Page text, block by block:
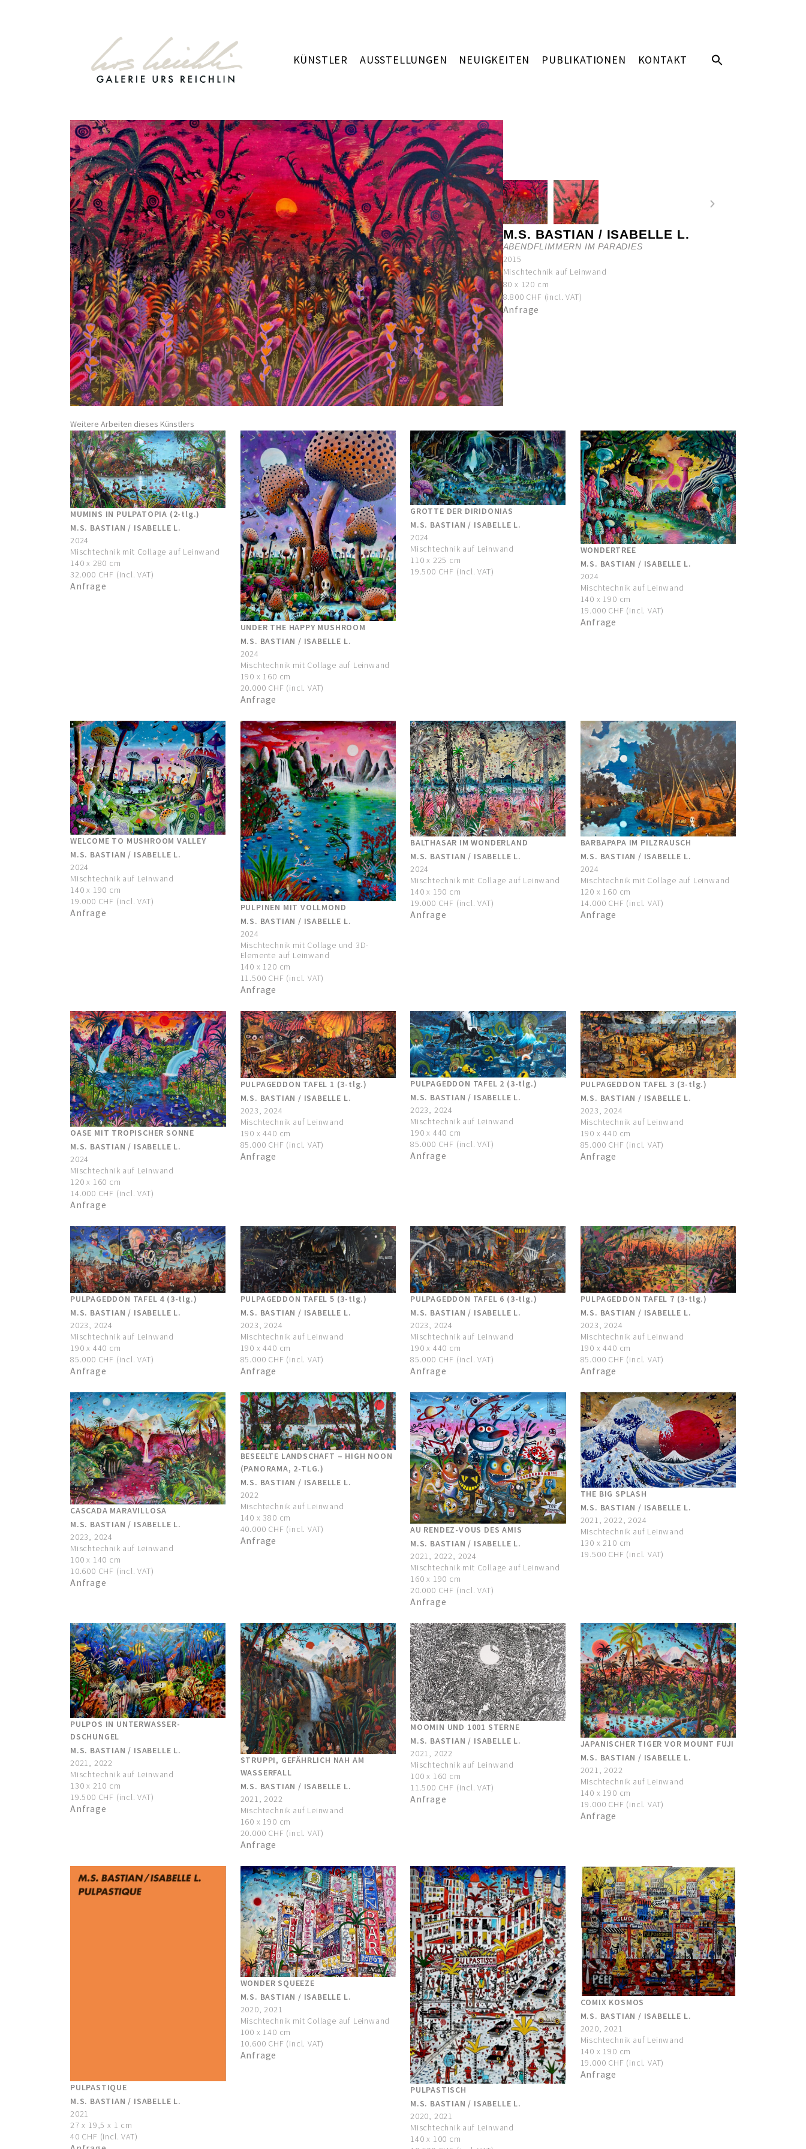
KÜNSTLER AUSSTELLUNGEN NEUIGKEITEN PUBLIKATIONEN KONTAKT
M.S. BASTIAN / ISABELLE L.
ABENDFLIMMERN IM PARADIES
2015
Mischtechnik auf Leinwand
80 x 120 cm
8.800 CHF (incl. VAT)
Anfrage
Weitere Arbeiten dieses Künstlers
MUMINS IN PULPATOPIA (2-tlg.)
M.S. BASTIAN / ISABELLE L.
2024
Mischtechnik mit Collage auf Leinwand
140 x 280 cm
32.000 CHF (incl. VAT)
Anfrage
UNDER THE HAPPY MUSHROOM
M.S. BASTIAN / ISABELLE L.
2024
Mischtechnik mit Collage auf Leinwand
190 x 160 cm
20.000 CHF (incl. VAT)
Anfrage
GROTTE DER DIRIDONIAS
M.S. BASTIAN / ISABELLE L.
2024
Mischtechnik auf Leinwand
110 x 225 cm
19.500 CHF (incl. VAT)
WONDERTREE
M.S. BASTIAN / ISABELLE L.
2024
Mischtechnik auf Leinwand
140 x 190 cm
19.000 CHF (incl. VAT)
Anfrage
WELCOME TO MUSHROOM VALLEY
M.S. BASTIAN / ISABELLE L.
2024
Mischtechnik auf Leinwand
140 x 190 cm
19.000 CHF (incl. VAT)
Anfrage
PULPINEN MIT VOLLMOND
M.S. BASTIAN / ISABELLE L.
2024
Mischtechnik mit Collage und 3D-
Elemente auf Leinwand
140 x 120 cm
11.500 CHF (incl. VAT)
Anfrage
BALTHASAR IM WONDERLAND
M.S. BASTIAN / ISABELLE L.
2024
Mischtechnik mit Collage auf Leinwand
140 x 190 cm
19.000 CHF (incl. VAT)
Anfrage
BARBAPAPA IM PILZRAUSCH
M.S. BASTIAN / ISABELLE L.
2024
Mischtechnik mit Collage auf Leinwand
120 x 160 cm
14.000 CHF (incl. VAT)
Anfrage
OASE MIT TROPISCHER SONNE
M.S. BASTIAN / ISABELLE L.
2024
Mischtechnik auf Leinwand
120 x 160 cm
14.000 CHF (incl. VAT)
Anfrage
PULPAGEDDON TAFEL 1 (3-tlg.)
M.S. BASTIAN / ISABELLE L.
2023, 2024
Mischtechnik auf Leinwand
190 x 440 cm
85.000 CHF (incl. VAT)
Anfrage
PULPAGEDDON TAFEL 2 (3-tlg.)
M.S. BASTIAN / ISABELLE L.
2023, 2024
Mischtechnik auf Leinwand
190 x 440 cm
85.000 CHF (incl. VAT)
Anfrage
PULPAGEDDON TAFEL 3 (3-tlg.)
M.S. BASTIAN / ISABELLE L.
2023, 2024
Mischtechnik auf Leinwand
190 x 440 cm
85.000 CHF (incl. VAT)
Anfrage
PULPAGEDDON TAFEL 4 (3-tlg.)
M.S. BASTIAN / ISABELLE L.
2023, 2024
Mischtechnik auf Leinwand
190 x 440 cm
85.000 CHF (incl. VAT)
Anfrage
PULPAGEDDON TAFEL 5 (3-tlg.)
M.S. BASTIAN / ISABELLE L.
2023, 2024
Mischtechnik auf Leinwand
190 x 440 cm
85.000 CHF (incl. VAT)
Anfrage
PULPAGEDDON TAFEL 6 (3-tlg.)
M.S. BASTIAN / ISABELLE L.
2023, 2024
Mischtechnik auf Leinwand
190 x 440 cm
85.000 CHF (incl. VAT)
Anfrage
PULPAGEDDON TAFEL 7 (3-tlg.)
M.S. BASTIAN / ISABELLE L.
2023, 2024
Mischtechnik auf Leinwand
190 x 440 cm
85.000 CHF (incl. VAT)
Anfrage
CASCADA MARAVILLOSA
M.S. BASTIAN / ISABELLE L.
2023, 2024
Mischtechnik auf Leinwand
100 x 140 cm
10.600 CHF (incl. VAT)
Anfrage
BESEELTE LANDSCHAFT – HIGH NOON
(PANORAMA, 2-TLG.)
M.S. BASTIAN / ISABELLE L.
2022
Mischtechnik auf Leinwand
140 x 380 cm
40.000 CHF (incl. VAT)
Anfrage
AU RENDEZ-VOUS DES AMIS
M.S. BASTIAN / ISABELLE L.
2021, 2022, 2024
Mischtechnik mit Collage auf Leinwand
160 x 190 cm
20.000 CHF (incl. VAT)
Anfrage
THE BIG SPLASH
M.S. BASTIAN / ISABELLE L.
2021, 2022, 2024
Mischtechnik auf Leinwand
130 x 210 cm
19.500 CHF (incl. VAT)
PULPOS IN UNTERWASSER-
DSCHUNGEL
M.S. BASTIAN / ISABELLE L.
2021, 2022
Mischtechnik auf Leinwand
130 x 210 cm
19.500 CHF (incl. VAT)
Anfrage
STRUPPI, GEFÄHRLICH NAH AM
WASSERFALL
M.S. BASTIAN / ISABELLE L.
2021, 2022
Mischtechnik auf Leinwand
160 x 190 cm
20.000 CHF (incl. VAT)
Anfrage
MOOMIN UND 1001 STERNE
M.S. BASTIAN / ISABELLE L.
2021, 2022
Mischtechnik auf Leinwand
100 x 160 cm
11.500 CHF (incl. VAT)
Anfrage
JAPANISCHER TIGER VOR MOUNT FUJI
M.S. BASTIAN / ISABELLE L.
2021, 2022
Mischtechnik auf Leinwand
140 x 190 cm
19.000 CHF (incl. VAT)
Anfrage
PULPASTIQUE
M.S. BASTIAN / ISABELLE L.
2021
27 x 19,5 x 1 cm
40 CHF (incl. VAT)
WONDER SQUEEZE
M.S. BASTIAN / ISABELLE L.
2020, 2021
Mischtechnik mit Collage auf Leinwand
100 x 140 cm
10.600 CHF (incl. VAT)
Anfrage
PULPASTISCH
M.S. BASTIAN / ISABELLE L.
2020, 2021
Mischtechnik auf Leinwand
140 x 100 cm
COMIX KOSMOS
M.S. BASTIAN / ISABELLE L.
2020, 2021
Mischtechnik auf Leinwand
140 x 190 cm
19.000 CHF (incl. VAT)
Anfrage